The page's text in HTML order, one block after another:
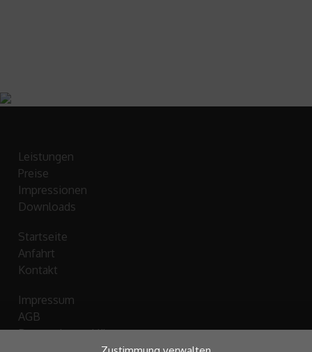
Leistungen
Preise
Impressionen
Downloads
Startseite
Anfahrt
Kontakt
Impressum
AGB
Datenschutzerklärung